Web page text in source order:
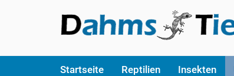
Startseite Reptilien Insekten